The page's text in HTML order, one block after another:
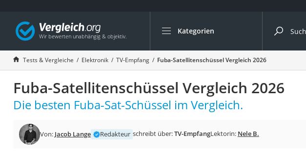
Kategorien
Die beliebtesten Vergleiche nach Kategorie
Elektronik
Powerstation
Monitor 32 Zoll 4K
Fernseher
Desktop-PC
Tests & Vergleiche Elektronik TV-Empfang Fuba-Satellitenschüssel Vergleich 2026
Fuba-Satellitenschüssel Vergleich 2026
Die besten Fuba-Sat-Schüssel im Vergleich.
Von: Jacob Lange Redakteur schreibt über:TV-EmpfangLektorin: Nele B.